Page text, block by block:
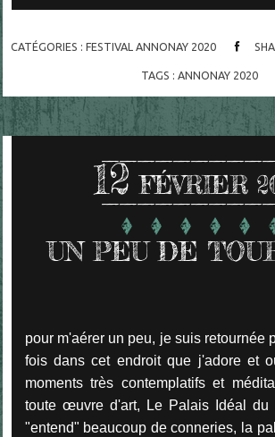
CATÉGORIES : FESTIVAL ANNONAY 2020
TAGS :ANNONAY 2020
12 FÉVRIER
UN PEU DE
pour m'aérer un peu, je suis retournée
fois dans cet endroit que j'adore et
moments très contemplatifs et
toute œuvre d'art, Le Palais Idéal du
"entend" beaucoup de conneries, la